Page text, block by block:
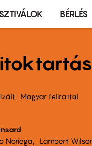
BÉRLÉS
Magyar felirattal
Noriega Lambert